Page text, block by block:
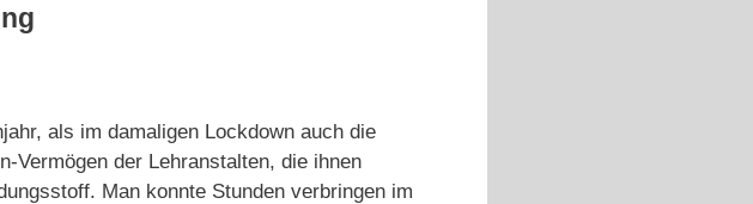
als im damaligen Lockdown auch die
Vermögen der Lehranstalten, die ihnen
Man konnte Stunden verbringen im